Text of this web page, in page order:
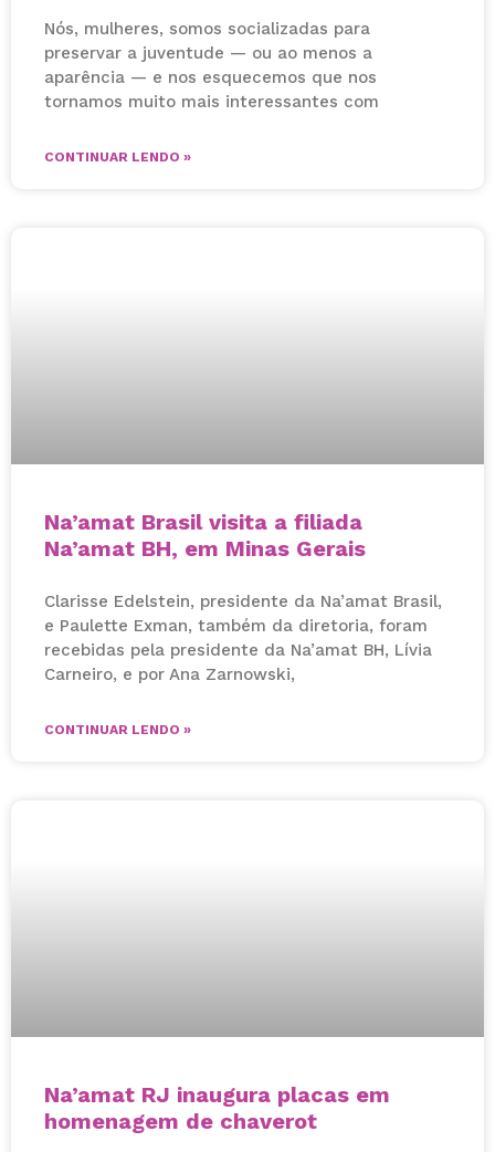
Nós, mulheres, somos socializadas para
preservar a juventude — ou ao menos a
aparência — e nos esquecemos que nos
tornamos muito mais interessantes com
CONTINUAR LENDO »
Na’amat Brasil visita a filiada
Na’amat BH, em Minas Gerais
Clarisse Edelstein, presidente da Na’amat Brasil,
e Paulette Exman, também da diretoria, foram
recebidas pela presidente da Na’amat BH, Lívia
Carneiro, e por Ana Zarnowski,
CONTINUAR LENDO »
Na’amat RJ inaugura placas em
homenagem de chaverot